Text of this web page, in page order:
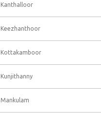
Kanthalloor
Keezhanthoor
Kottakamboor
Kunjithanny
Mankulam